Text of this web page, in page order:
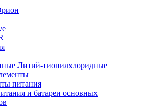
Литий-тионилхлоридные
питания
и батареи основных